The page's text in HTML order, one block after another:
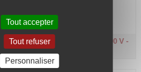
chargée - JK 50
Triphasée 400 V -
3,7 kW
Tout accepter
Tout refuser
Personnaliser